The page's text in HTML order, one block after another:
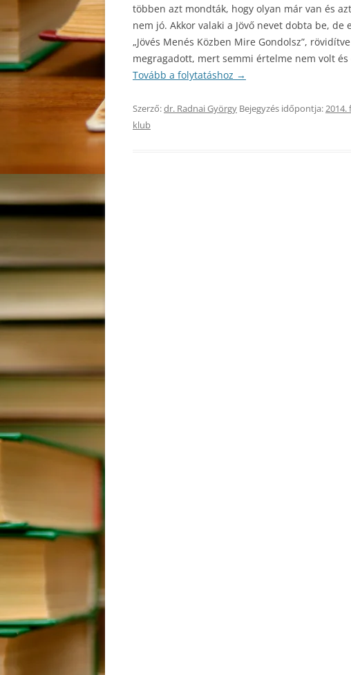
többen azt mondták, hogy olyan már van és
nem jó. Akkor valaki a Jövő nevet dobta be, de
„Jövés Menés Közben Mire Gondolsz”,
megragadott, mert semmi értelme nem volt
Tovább a folytatáshoz →
Szerző:dr. Radnai György Bejegyzés időpontja:2014.
klub